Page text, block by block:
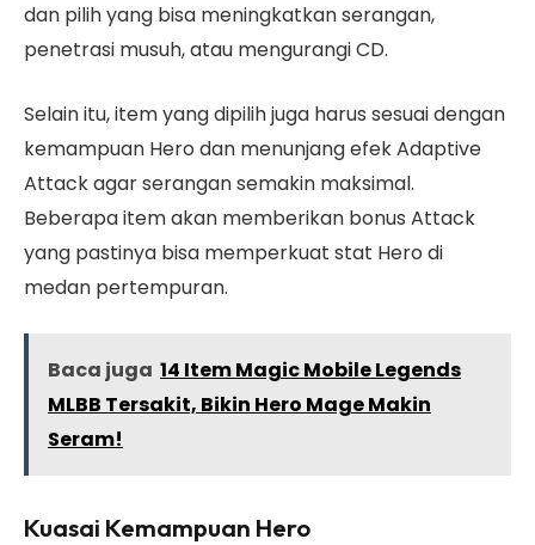
dan pilih yang bisa meningkatkan serangan,
penetrasi musuh, atau mengurangi CD.
Selain itu, item yang dipilih juga harus sesuai dengan
kemampuan Hero dan menunjang efek Adaptive
Attack agar serangan semakin maksimal.
Beberapa item akan memberikan bonus Attack
yang pastinya bisa memperkuat stat Hero di
medan pertempuran.
Baca juga 14 Item Magic Mobile Legends
MLBB Tersakit, Bikin Hero Mage Makin
Seram!
Kuasai Kemampuan Hero